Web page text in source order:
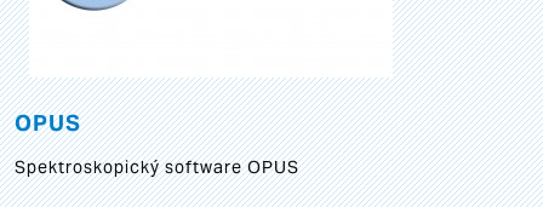
OPUS
Spektroskopický software OPUS